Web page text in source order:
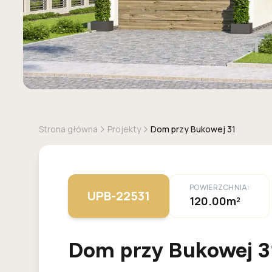
Strona główna Projekty Dom przy Bukowej 31
UPB-22531
POWIERZCHNIA:
120.00m²
Dom przy Bukowej